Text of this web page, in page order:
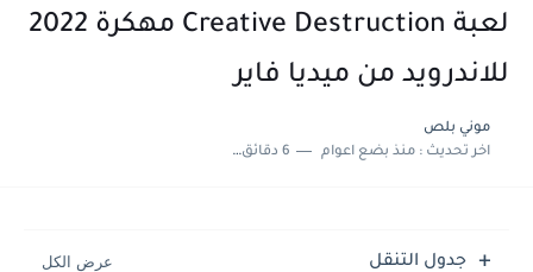
تحميل تطبيق اورج 2025 مهكر من ميديا فاير تطبيق ORG...
لعبة Creative Destruction مهكرة 2022
للاندرويد من ميديا فاير
موني بلص
اخر تحديث :منذ بضع اعوام 6 دقائق للقراءة
جدول التنقل